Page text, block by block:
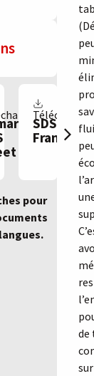
Télécharger
SDS -
Français
pour
de